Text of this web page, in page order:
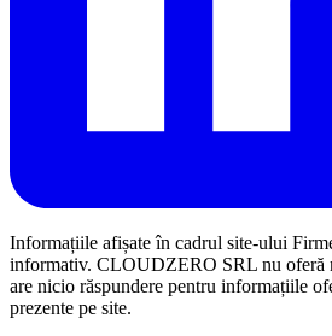
Informațiile afișate în cadrul site-ului
informativ. CLOUDZERO SRL nu oferă
are nicio răspundere pentru informațiile
prezente pe site.